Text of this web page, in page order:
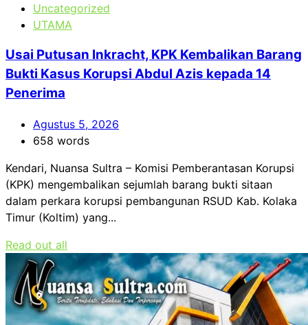
Uncategorized
UTAMA
Usai Putusan Inkracht, KPK Kembalikan Barang
Bukti Kasus Korupsi Abdul Azis kepada 14
Penerima
Agustus 5, 2026
658 words
Kendari, Nuansa Sultra – Komisi Pemberantasan Korupsi
(KPK) mengembalikan sejumlah barang bukti sitaan
dalam perkara korupsi pembangunan RSUD Kab. Kolaka
Timur (Koltim) yang...
Read out all